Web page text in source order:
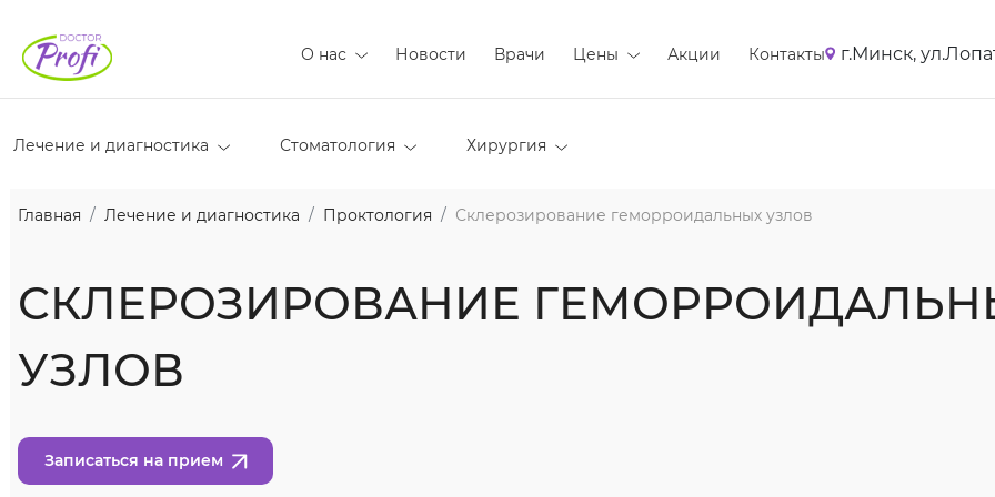
О нас Новости Врачи Цены Акции Контакты г.Минск,
Лечение и диагностика Стоматология Хирургия
Главная Лечение и диагностика Проктология Склерозирование геморроидальных узлов
СКЛЕРОЗИРОВАНИЕ
УЗЛОВ
Записаться на прием